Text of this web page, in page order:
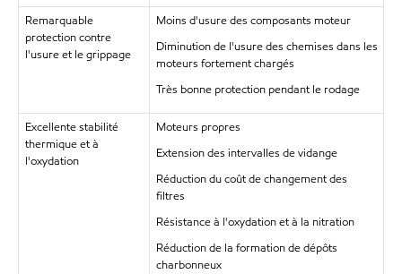
Remarquable
protection contre
l'usure et le grippage
Moins d'usure des composants moteur
Diminution de l'usure des chemises dans les
moteurs fortement chargés
Très bonne protection pendant le rodage
Excellente stabilité
thermique et à
l'oxydation
Moteurs propres
Extension des intervalles de vidange
Réduction du coût de changement des
filtres
Résistance à l'oxydation et à la nitration
Réduction de la formation de dépôts
charbonneux